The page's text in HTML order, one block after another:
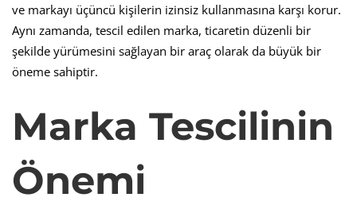
ve markayı üçüncü kişilerin izinsiz kullanmasına karşı korur.
Aynı zamanda, tescil edilen marka, ticaretin düzenli bir
şekilde yürümesini sağlayan bir araç olarak da büyük bir
öneme sahiptir.
Marka Tescilinin
Önemi